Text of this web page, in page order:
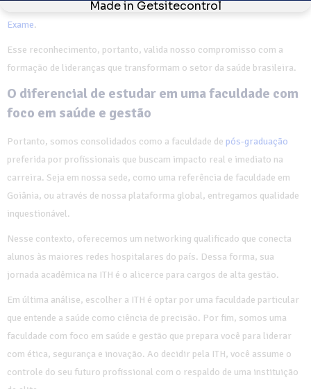
educacional em matérias de grande prestígio, como as da
Exame.
Esse reconhecimento, portanto, valida nosso compromisso com a
formação de lideranças que transformam o setor da saúde brasileira.
O diferencial de estudar em uma faculdade com
foco em saúde e gestão
Portanto, somos consolidados como a faculdade de pós-graduação
preferida por profissionais que buscam impacto real e imediato na
carreira. Seja em nossa sede, como uma referência de faculdade em
Goiânia, ou através de nossa plataforma global, entregamos qualidade
inquestionável.
Nesse contexto, oferecemos um networking qualificado que conecta
alunos às maiores redes hospitalares do país. Dessa forma, sua
jornada acadêmica na ITH é o alicerce para cargos de alta gestão.
Em última análise, escolher a ITH é optar por uma faculdade particular
que entende a saúde como ciência de precisão. Por fim, somos uma
faculdade com foco em saúde e gestão que prepara você para liderar
com ética, segurança e inovação. Ao decidir pela ITH, você assume o
controle do seu futuro profissional com o respaldo de uma instituição